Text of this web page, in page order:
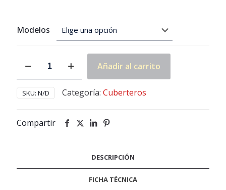
Modelos
Dirks
cantidad
Añadir al carrito
SKU: N/D Categoría: Cuberteros
Compartir
DESCRIPCIÓN
FICHA TÉCNICA